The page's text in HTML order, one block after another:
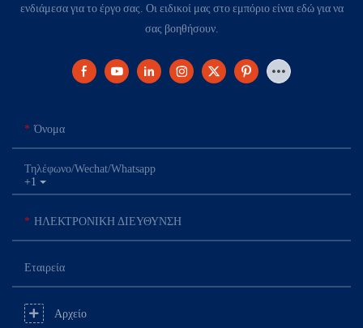
ενδιάμεσα για το έργο σας. Οι ειδικοί μας στο εμπόριο είναι εδώ για να
σας βοηθήσουν.
Όνομα
+1
Τηλέφωνο/Wechat/Whatsapp
ΗΛΕΚΤΡΟΝΙΚΗ ΔΙΕΥΘΥΝΣΗ
Εταιρεία
Αρχείο